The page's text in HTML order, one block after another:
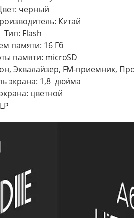
черный
Китай
Тип: Flash
памяти: 16 Гб
памяти: microSD
Эквалайзер, FM-приемник,
экрана: 1,8 дюйма
цветной